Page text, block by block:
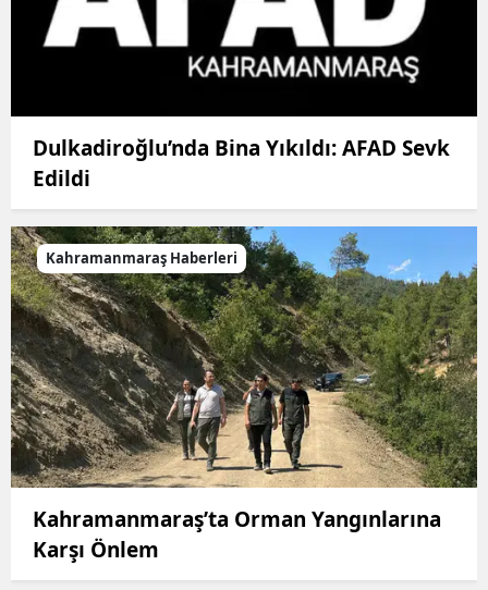
Dulkadiroğlu’nda Bina Yıkıldı: AFAD Sevk
Edildi
Kahramanmaraş Haberleri
Kahramanmaraş’ta Orman Yangınlarına
Karşı Önlem